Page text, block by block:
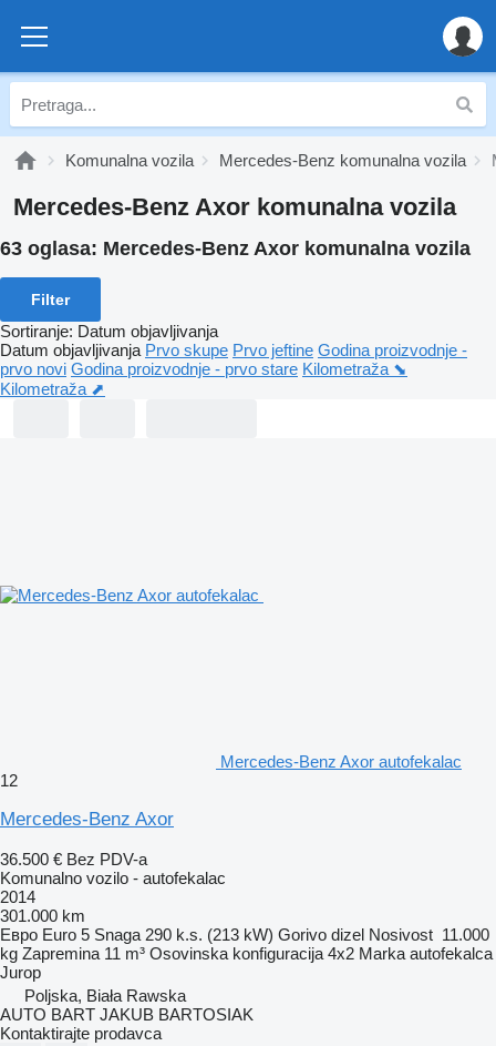
Komunalna vozila Mercedes-Benz komunalna vozila
Mercedes-Benz Axor komunalna vozila
63 oglasa: Mercedes-Benz Axor komunalna vozila
Filter
Sortiranje: Datum objavljivanja
Datum objavljivanja Prvo skupe Prvo jeftine Godina proizvodnje -
prvo novi Godina proizvodnje - prvo stare Kilometraža ⬊
Kilometraža ⬈
Mercedes-Benz Axor autofekalac
12
Mercedes-Benz Axor
36.500 € Bez PDV-a
Komunalno vozilo - autofekalac
2014
301.000 km
Евро Euro 5 Snaga 290 k.s. (213 kW) Gorivo dizel Nosivost 11.000
kg Zapremina 11 m³ Osovinska konfiguracija 4x2 Marka autofekalca
Jurop
Poljska, Biała Rawska
AUTO BART JAKUB BARTOSIAK
Kontaktirajte prodavca